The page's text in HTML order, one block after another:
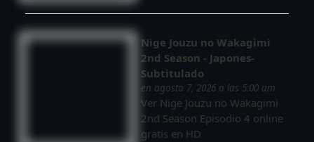
Nige Jouzu no Wakagimi
2nd Season - Japones-
Subtitulado
en agosto 7, 2026 a las 5:00 am
Ver Nige Jouzu no Wakagimi
2nd Season Episodio 4 online
gratis en HD